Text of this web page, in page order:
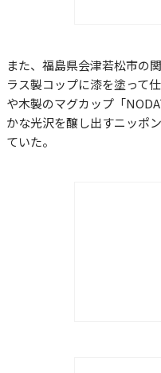
また、福島県会津若松市の
ラス製コップに漆を塗って
や木製のマグカップ「
かな光沢を醸し出すニッポ
ていた。